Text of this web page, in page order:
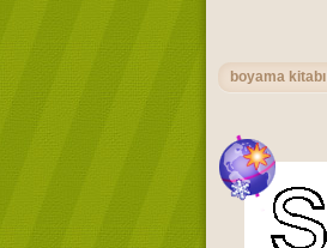
boyama kitabı